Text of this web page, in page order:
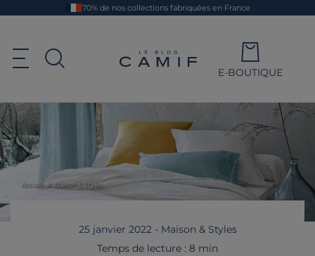
au
70% de nos collections fabriquées en France
Ouvrir le menu de navigation
Le blog Camif
E-BOUTIQUE
Accueil Maison & Styles
25 janvier 2022 - Maison & Styles
Temps de lecture : 8 min